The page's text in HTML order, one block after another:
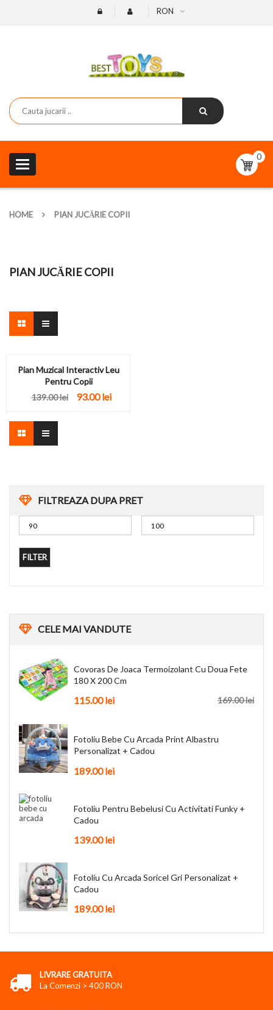
RON
Toggle
navigation
0
HOME PIAN JUCĂRIE COPII
FILTREAZA DUPA PRET
FILTER
CELEMAI VANDUTE
Covoras De Joaca Termoizolant Cu Doua Fete
180 X 200 Cm
169.00lei
115.00lei
Fotoliu Bebe Cu Arcada Print Albastru
Personalizat + Cadou
189.00lei
Fotoliu Pentru Bebelusi Cu Activitati Funky +
Cadou
139.00lei
Fotoliu Cu Arcada Soricel Gri Personalizat +
Cadou
189.00lei
PIAN JUCĂRIE COPII
Pian Muzical Interactiv Leu
Pentru Copii
139.00lei 93.00lei
LIVRARE GRATUITA
La Comenzi > 400 RON